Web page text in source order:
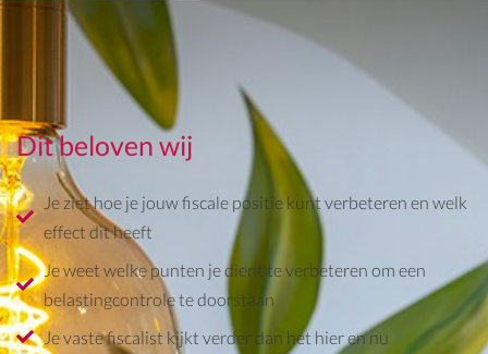
Dit beloven wij
Je ziet hoe je jouw fiscale positie kunt verbeteren en welk
effect dit heeft
Je weet welke punten je dient te verbeteren om een
belastingcontrole te doorstaan
Je vaste fiscalist kijkt verder dan het hier en nu